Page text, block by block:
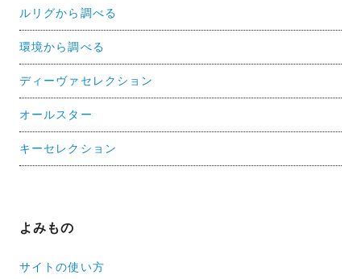
ルリグから調べる
環境から調べる
ディーヴァセレクション
オールスター
キーセレクション
よみもの
サイトの使い方